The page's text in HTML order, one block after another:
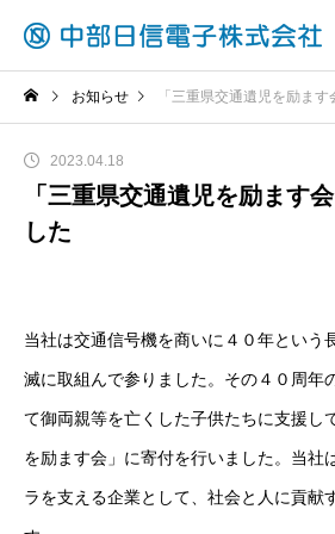
お知らせ 「三重県交通遺児を励ま
「三重県交通遺児を励ます
した
2023.04.18
当社は交通信号機を商いに４０年という
滅に取組んで参りました。その４０周年
て御両親等を亡くした子供たちに支援し
を励ます会」に寄付を行いました。当社
ラを支える企業として、社会と人に貢献